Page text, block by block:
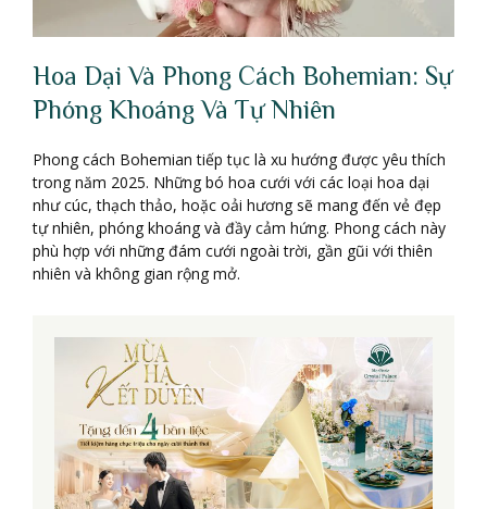
Hoa Dại Và Phong Cách Bohemian: Sự
Phóng Khoáng Và Tự Nhiên
Phong cách Bohemian tiếp tục là xu hướng được yêu thích
trong năm 2025. Những bó hoa cưới với các loại hoa dại
như cúc, thạch thảo, hoặc oải hương sẽ mang đến vẻ đẹp
tự nhiên, phóng khoáng và đầy cảm hứng. Phong cách này
phù hợp với những đám cưới ngoài trời, gần gũi với thiên
nhiên và không gian rộng mở.